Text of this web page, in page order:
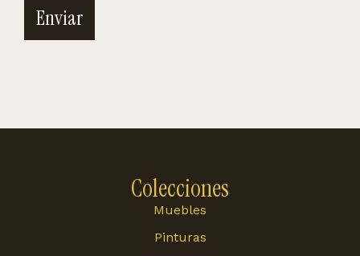
Enviar
Colecciones
Muebles
Pinturas